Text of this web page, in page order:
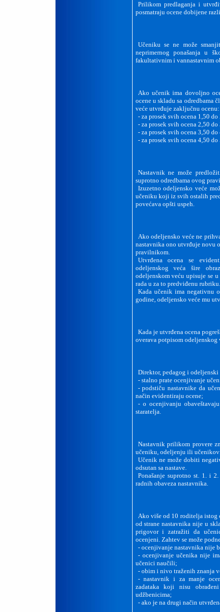
Prilikom predlaganja i
posmatraju ocene dobijene
Učeniku se ne može
neprimernog ponašanja u
fakultativnim i vannastavnim
Ako učenik ima dovoljno
ocene u skladu sa odredbama
veće utvrđuje zaključnu ocenu:
- za prosek svih ocena 1,50
- za prosek svih ocena 2,50
- za prosek svih ocena 3,50
- za prosek svih ocena 4,50
Nastavnik ne može
suprotno odredbama ovog
Izuzetno odeljensko veće
učeniku koji iz svih ostalih
povećava opšti uspeh.
Ako odeljensko veće ne
nastavnika ono utvrđuje novu
pravilnikom.
Utvrđena ocena se
odeljenskog veća šire
odeljenskom veću upisuje se
rada u za to predviđenu rubriku.
Kada učenik ima negativnu
godine, odeljensko veće mu
Kada je utvrđena ocena
overava potpisom odeljenskog
Direktor, pedagog i odeljenski
- stalno prate ocenjivanje
- podstiču nastavnike da
način evidentiraju ocene;
- o ocenjivanju
staratelja.
Nastavnik prilikom provere
učeniku, odeljenju ili
Učenik ne može dobiti
odsutan sa nastave.
Ponašanje suprotno st. 1. i
radnih obaveza nastavnika.
Ako više od 10 roditelja istog
od strane nastavnika nije u
prigovor i zatražiti da
ocenjeni. Zahtev se može
- ocenjivanje nastavnika nije
- ocenjivanje učenika nije
učenici naučili;
- obim i nivo traženih znanja
- nastavnik i za manje
zadataka koji nisu
udžbenicima;
- ako je na drugi način